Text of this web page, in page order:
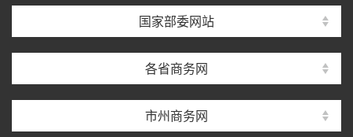
国家部委网站
各省商务网
市州商务网